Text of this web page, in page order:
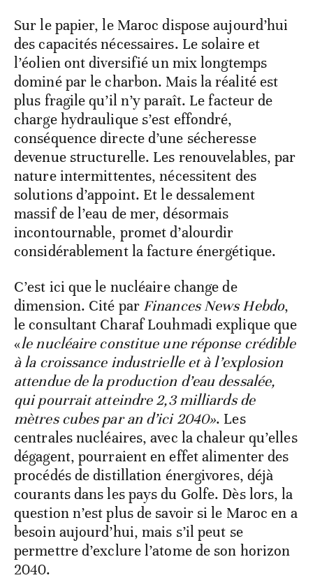
Sur le papier, le Maroc dispose aujourd’hui
des capacités nécessaires. Le solaire et
l’éolien ont diversifié un mix longtemps
dominé par le charbon. Mais la réalité est
plus fragile qu’il n’y paraît. Le facteur de
charge hydraulique s’est effondré,
conséquence directe d’une sécheresse
devenue structurelle. Les renouvelables, par
nature intermittentes, nécessitent des
solutions d’appoint. Et le dessalement
massif de l’eau de mer, désormais
incontournable, promet d’alourdir
considérablement la facture énergétique.
C’est ici que le nucléaire change de
dimension. Cité par Finances News Hebdo,
le consultant Charaf Louhmadi explique que
«le nucléaire constitue une réponse crédible
à la croissance industrielle et à l’explosion
attendue de la production d’eau dessalée,
qui pourrait atteindre 2,3 milliards de
mètres cubes par an d’ici 2040». Les
centrales nucléaires, avec la chaleur qu’elles
dégagent, pourraient en effet alimenter des
procédés de distillation énergivores, déjà
courants dans les pays du Golfe. Dès lors, la
question n’est plus de savoir si le Maroc en a
besoin aujourd’hui, mais s’il peut se
permettre d’exclure l’atome de son horizon
2040.